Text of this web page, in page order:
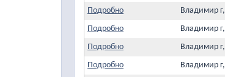
Подробно
Владимир
Подробно
Владимир
Подробно
Владимир
Подробно
Владимир